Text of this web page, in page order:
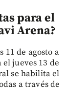
para el
Arena?
11 de agosto a
jueves 13 de
se habilita el
a través de